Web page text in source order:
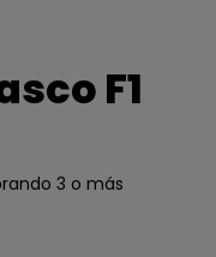
F1
3 o más